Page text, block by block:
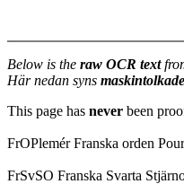
Below is the raw OCR text
Här nedan syns
This page has never been
FrOPlemér Franska orden
FrSvSO Franska Svarta